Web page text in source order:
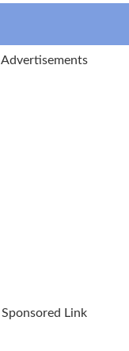
Advertisements
Sponsored Link